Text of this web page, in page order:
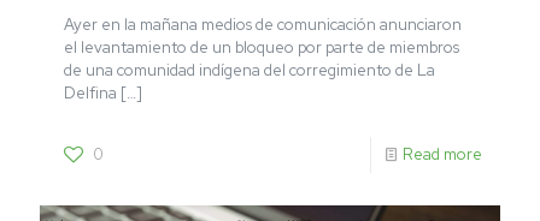
Ayer en la mañana medios de comunicación anunciaron
el levantamiento de un bloqueo por parte de miembros
de una comunidad indígena del corregimiento de La
Delfina […]
0 Read more